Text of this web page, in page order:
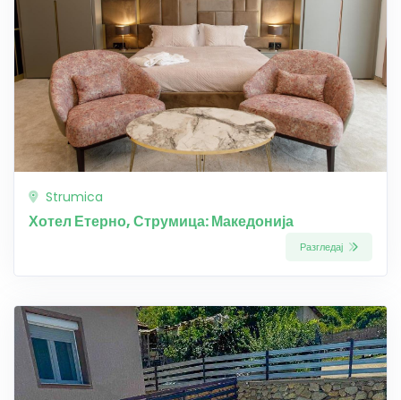
Strumica
Хотел Етерно, Струмица: Македонија
Разгледај